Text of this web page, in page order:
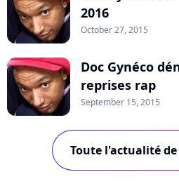
2016
October 27, 2015
Doc Gynéco
reprises rap
September 15, 2015
Toute l'actualité de